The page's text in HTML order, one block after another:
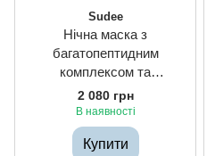
Sudee
Нічна маска з
багатопептидним
комплексом та
антиоксидантами для
підтримки природного
сяйва та гладкості шкіри
Sudee Regenerating
2 080 грн
В наявності
Купити